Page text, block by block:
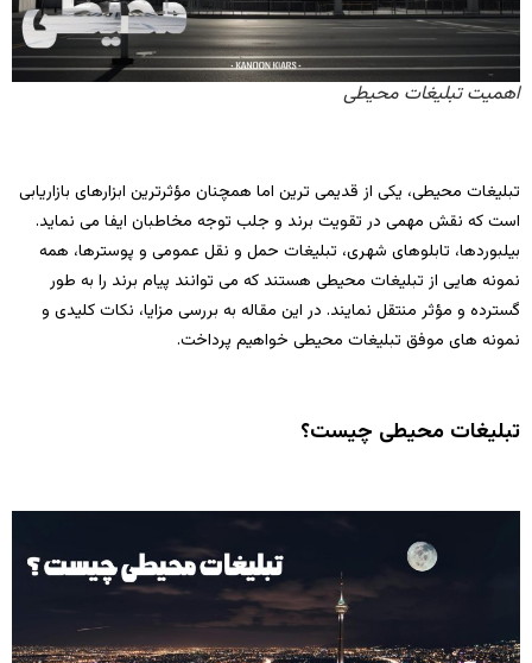
اهمیت تبلیغات محیطی
تبلیغات محیطی، یکی از قدیمی‌ ترین اما همچنان مؤثرترین ابزارهای بازاریابی
است که نقش مهمی در تقویت برند و جلب توجه مخاطبان ایفا می نماید.
بیلبوردها، تابلوهای شهری، تبلیغات حمل‌ و نقل عمومی و پوسترها، همه
نمونه‌ هایی از تبلیغات محیطی هستند که می‌ توانند پیام برند را به طور
گسترده و مؤثر منتقل نمایند. در این مقاله به بررسی مزایا، نکات کلیدی و
نمونه‌ های موفق تبلیغات محیطی خواهیم پرداخت.
تبلیغات محیطی چیست؟